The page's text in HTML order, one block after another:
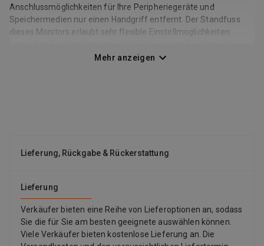
Anschlussmöglichkeiten für Ihre Peripheriegeräte und
Speichermedien nur einen Handgriff entfernt. Der Standfuss
dieses Monitors erlaubt sehr flexible Einstellmöglichkeiten:
unten und oben, schwenken Sie ihn nach links oder rechts oder
gewährleistet die IPS-Technologie eine hohe Farbtreue. Damit
bei, dass der Arbeitsplatz unübersichtlicher wird. Die Daisy-
Chain-Technologie ermöglicht es, mehrere Ausgabegeräte
einfach miteinander zu verbinden. Die Quelle wird an den
Eingang des Ausgabegeräts angeschlossen. Mit einem weiteren
Kabel kann man den Ausgang des ersten Ausgabegeräts mit
Mehr anzeigen
Lieferung, Rückgabe & Rückerstattung
Lieferung
Verkäufer bieten eine Reihe von Lieferoptionen an, sodass
Sie die für Sie am besten geeignete auswählen können.
Viele Verkäufer bieten kostenlose Lieferung an. Die